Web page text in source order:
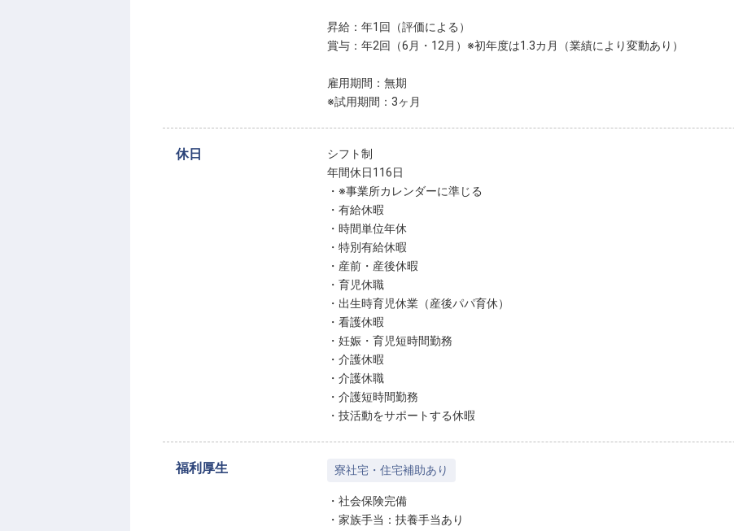
昇給：年1回（評価による）
賞与：年2回（6月・12月）※初年度は1.3カ月（業績により変動あり）
雇用期間：無期
※試用期間：3ヶ月
休日
シフト制
年間休日116日
・※事業所カレンダーに準じる
・有給休暇
・時間単位年休
・特別有給休暇
・産前・産後休暇
・育児休職
・出生時育児休業（産後パパ育休）
・看護休暇
・妊娠・育児短時間勤務
・介護休暇
・介護休職
・介護短時間勤務
・技活動をサポートする休暇
福利厚生 寮社宅・住宅補助あり
・社会保険完備
・家族手当：扶養手当あり